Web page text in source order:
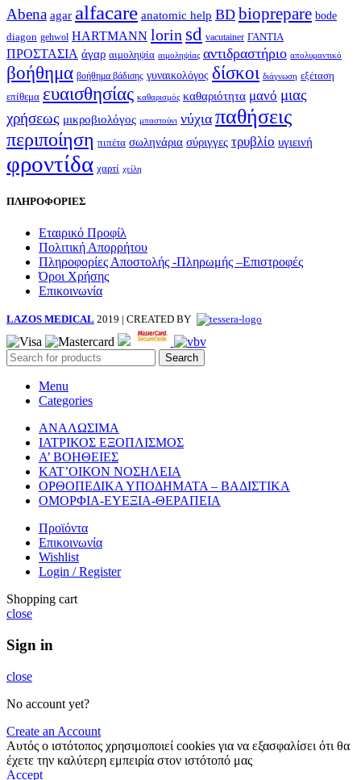
Abena agar alfacare anatomic help BD bioprepare bode
diagon gehwol HARTMANN lorin sd vacutainer ΓΑΝΤΙΑ
ΠΡΟΣΤΑΣΙΑ άγαρ αιμοληψία αιμοληψίας αντιδραστήριο απολυμαντικό
βοήθημα βοήθημα βάδισης γυναικολόγος δίσκοι διάγνωση εξέταση
επίθεμα ευαισθησίας καθαρισμός καθαριότητα μανό μιας
χρήσεως μικροβιολόγος μπαστούνι νύχια παθήσεις
περιποίηση πιπέτα σωληνάρια σύριγγες τρυβλίο υγιεινή
φροντίδα χαρτί χείλη
ΠΛΗΡΟΦΟΡΙΕΣ
Εταιρικό Προφίλ
Πολιτική Απορρήτου
Πληροφορίες Αποστολής -Πληρωμής –Επιστροφές
Όροι Χρήσης
Επικοινωνία
LAZOS MEDICAL 2019 | CREATED BY
Search
Menu
Categories
ΑΝΑΛΩΣΙΜΑ
ΙΑΤΡΙΚΟΣ ΕΞΟΠΛΙΣΜΟΣ
Α’ ΒΟΗΘΕΙΕΣ
ΚΑΤ’ΟΙΚΟΝ ΝΟΣΗΛΕΙΑ
ΟΡΘΟΠΕΔΙΚΑ ΥΠΟΔΗΜΑΤΑ – ΒΑΔΙΣΤΙΚΑ
ΟΜΟΡΦΙΑ-ΕΥΕΞΙΑ-ΘΕΡΑΠΕΙΑ
Προϊόντα
Επικοινωνία
Wishlist
Login / Register
Shopping cart
close
Sign in
close
No account yet?
Create an Account
Αυτός ο ιστότοπος χρησιμοποιεί cookies για να εξασφαλίσει ότι θα
έχετε την καλύτερη εμπειρία στον ιστότοπό μας
Accept